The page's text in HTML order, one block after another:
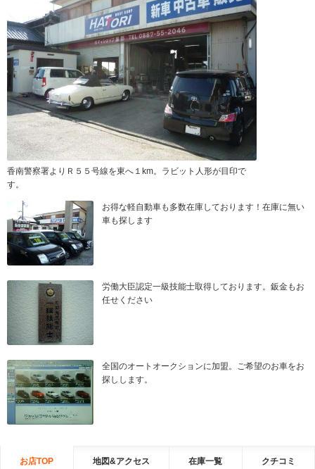
香南警察署よりＲ５５号線を東へ１km。ラビット人形が目印で
す。
お得な軽自動車も多数在庫しております！在庫に無い
車も探します
労働大臣認定一級技能士取得しております。鈑金もお
任せください
全国のオートオークションに加盟。ご希望のお車をお
探しします。
お店TOP 地図&アクセス 在庫一覧 クチコミ